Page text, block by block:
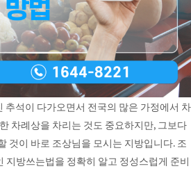
추석이 다가오면서 전국의 많은 가정에서 차
차례상을 차리는 것도 중요하지만, 그보다
것이 바로 조상님을 모시는 지방입니다. 조
지방쓰는법을 정확히 알고 정성스럽게 준비